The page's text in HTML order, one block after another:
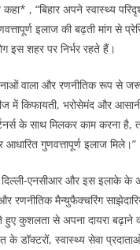
कहा* , “बिहार अपने स्वास्थ्य
इलाज की बढ़ती मांग से
इस शहर पर निर्भर रहते हैं।
वाला और रणनीतिक रूप से
में किफायती, भरोसेमंद और
के साथ मिलकर काम करना
आधारित गुणवत्तापूर्ण इलाज मिले।”
दिल्ली-एनसीआर और इस इलाके
मैन्युफैक्चरिंग
कुशलता से अपना दायरा बढ़ाने
डॉक्टरों, स्वास्थ्य सेवा